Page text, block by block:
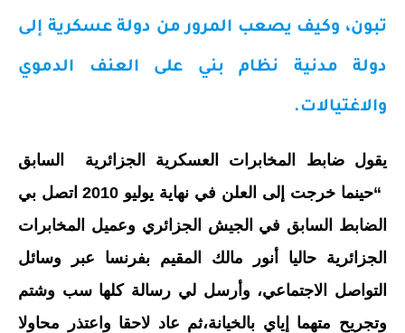
تبون، وكيف يصعب المرور من دولة عسكرية إلى
دولة مدنية نظام بني على العنف الدموي
والاغتيالات.
يقول ضابط المخابرات العسكرية الجزائرية السابق
“حينما خرجت إلى العلن في نهاية يوليو 2010 اتصل بي
الضابط السابق في الجيش الجزائري وعميل المخابرات
الجزائرية حاليا أنور مالك المقيم بفرنسا عبر وسائل
التواصل الاجتماعي، وأرسل لي رسالة كلها سب وشتم
وتجريح متهما إياي بالخيانة،ثم عاد لاحقا واعتذر محاولا